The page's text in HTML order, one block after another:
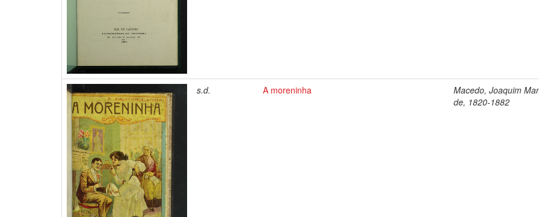
s.d. A moreninha
Macedo, Joaquim
de, 1820-1882